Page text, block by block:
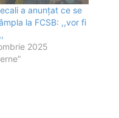
a anunțat ce se
la FCSB: ,,vor fi
2025